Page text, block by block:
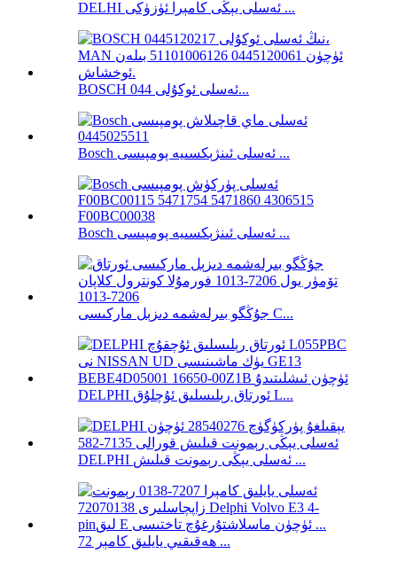
DELHI ئەسلى يېڭى كامېرا ئۈزۈكى ...
BOSCH ئەسلى ئوكۇلى 044...
Bosch ئەسلى ئىنژېكسىيە پومپىسى ...
Bosch ئەسلى ئىنژېكسىيە پومپىسى ...
جۇڭگو بىرلەشمە دىزېل ماركىسى C...
DELPHI ئورتاق رېلىسلىق ئۇچلۇق L...
DELPHI ئەسلى يېڭى رېمونت قىلىش ...
ھەقىقىي يايلىق كامېر 72 ...